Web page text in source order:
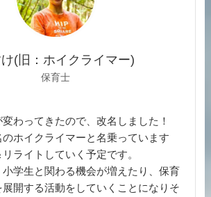
(旧：ホイクライマー)
保育士
わってきたので、改名しました！
ホイクライマーと名乗っています
ライトしていく予定です。
学生と関わる機会が増えたり、保育
開する活動をしていくことになりそ